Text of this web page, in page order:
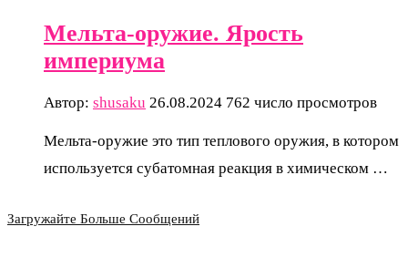
Мельта-оружие. Ярость
империума
Автор: shusaku 26.08.2024 762 число просмотров
Мельта-оружие это тип теплового оружия, в котором
используется субатомная реакция в химическом …
Загружайте Больше Сообщений